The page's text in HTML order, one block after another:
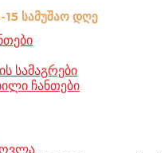
სამაგრები
ჩანთები
სამუშაო დღე